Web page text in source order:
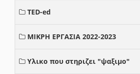
TED-ed
ΜΙΚΡΗ ΕΡΓΑΣΙΑ 2022-2023
Υλικο που στηριζει "ψαξιμο"